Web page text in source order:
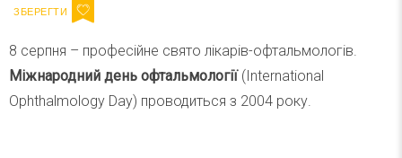
8 серпня – професійне свято лікарів-офтальмологів.
Міжнародний день офтальмології (International
Ophthalmology Day) проводиться з 2004 року.